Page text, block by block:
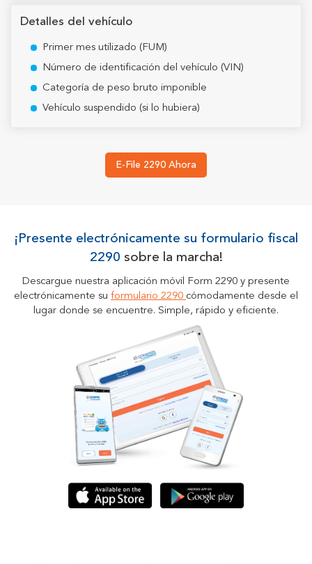
Detalles del vehículo
Primer mes utilizado (FUM)
Número de identificación del vehículo (VIN)
Categoría de peso bruto imponible
Vehículo suspendido (si lo hubiera)
E-File 2290 Ahora
¡Presente electrónicamente su formulario fiscal
2290 sobre la marcha!
Descargue nuestra aplicación móvil Form 2290 y presente
electrónicamente su formulario 2290 cómodamente desde el
lugar donde se encuentre. Simple, rápido y eficiente.